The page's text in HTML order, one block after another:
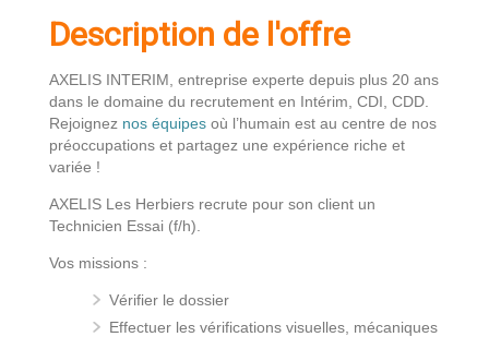
Description de l'offre
AXELIS INTERIM, entreprise experte depuis plus 20 ans
dans le domaine du recrutement en Intérim, CDI, CDD.
Rejoignez nos équipes où l’humain est au centre de nos
préoccupations et partagez une expérience riche et
variée !
AXELIS Les Herbiers recrute pour son client un
Technicien Essai (f/h).
Vos missions :
Vérifier le dossier
Effectuer les vérifications visuelles, mécaniques